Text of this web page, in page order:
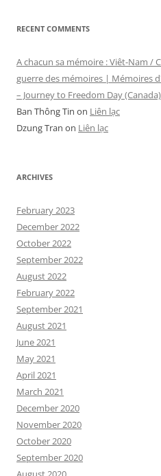
RECENT COMMENTS
A chacun sa mémoire : Viêt-Nam /
guerre des mémoires | Mémoires
– Journey to Freedom Day (Canada)
Ban Thông Tin on Liên lạc
Dzung Tran on Liên lạc
ARCHIVES
February 2023
December 2022
October 2022
September 2022
August 2022
February 2022
September 2021
August 2021
June 2021
May 2021
April 2021
March 2021
December 2020
November 2020
October 2020
September 2020